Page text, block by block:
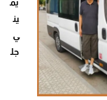
يم
ين
ي
جل